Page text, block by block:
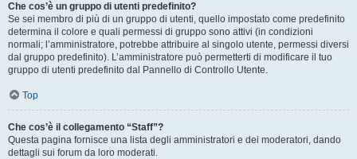
Che cos’è un gruppo di utenti predefinito?
Se sei membro di più di un gruppo di utenti, quello impostato come predefinito
determina il colore e quali permessi di gruppo sono attivi (in condizioni
normali; l’amministratore, potrebbe attribuire al singolo utente, permessi diversi
dal gruppo predefinito). L’amministratore può permetterti di modificare il tuo
gruppo di utenti predefinito dal Pannello di Controllo Utente.
Top
Che cos’è il collegamento “Staff”?
Questa pagina fornisce una lista degli amministratori e dei moderatori, dando
dettagli sui forum da loro moderati.